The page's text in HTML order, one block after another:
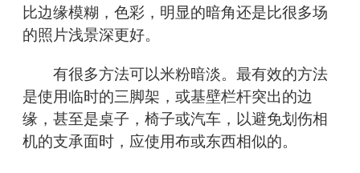
比边缘模糊，色彩，明显的暗角还是比很多场
的照片浅景深更好。
有很多方法可以米粉暗淡。最有效的方法
是使用临时的三脚架，或基壁栏杆突出的边
缘，甚至是桌子，椅子或汽车，以避免划伤相
机的支承面时，应使用布或东西相似的。